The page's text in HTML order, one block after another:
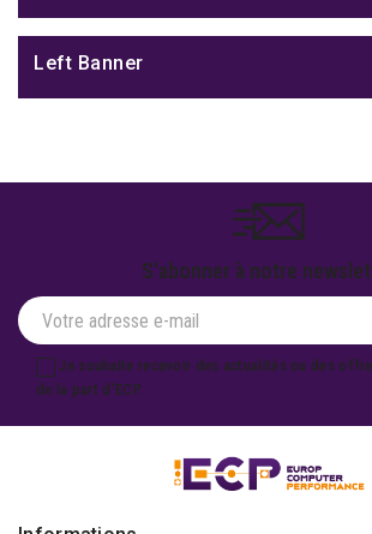
Left Banner
S'abonner à notre
Je souhaite recevoir des actualités ou des
de la part d'ECP.